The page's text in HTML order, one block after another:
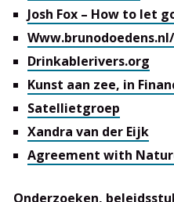
Josh Fox – How to let
Www.brunodoedens.nl/
Drinkablerivers.org
Kunst aan zee, in
Satellietgroep
Xandra van der Eijk
Agreement with
Onderzoeken,